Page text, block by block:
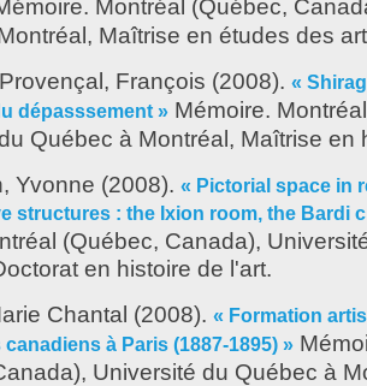
Montréal (Québec,
Maîtrise en études des
François (2008). «
dépasssement » Mémoire.
Québec à Montréal, Maîtrise en
Yvonne (2008). « Pictorial space in
structures : the Ixion room, the Bardi
(Québec, Canada),
en histoire de l'art.
Chantal (2008). « Formation
à Paris (1887-1895) »
Université du Québec à